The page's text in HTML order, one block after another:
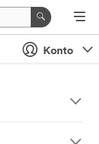
Konto